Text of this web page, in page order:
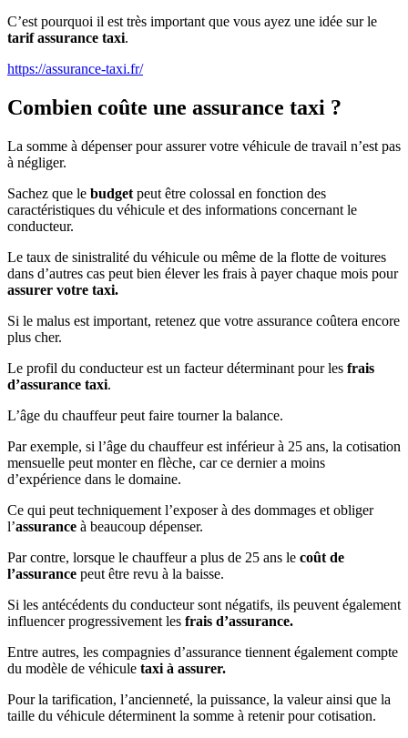
C’est pourquoi il est très important que vous ayez une idée sur le
tarif assurance taxi.
https://assurance-taxi.fr/
Combien coûte une assurance taxi ?
La somme à dépenser pour assurer votre véhicule de travail n’est pas
à négliger.
Sachez que le budget peut être colossal en fonction des
caractéristiques du véhicule et des informations concernant le
conducteur.
Le taux de sinistralité du véhicule ou même de la flotte de voitures
dans d’autres cas peut bien élever les frais à payer chaque mois pour
assurer votre taxi.
Si le malus est important, retenez que votre assurance coûtera encore
plus cher.
Le profil du conducteur est un facteur déterminant pour les frais
d’assurance taxi.
L’âge du chauffeur peut faire tourner la balance.
Par exemple, si l’âge du chauffeur est inférieur à 25 ans, la cotisation
mensuelle peut monter en flèche, car ce dernier a moins
d’expérience dans le domaine.
Ce qui peut techniquement l’exposer à des dommages et obliger
l’assurance à beaucoup dépenser.
Par contre, lorsque le chauffeur a plus de 25 ans le coût de
l’assurance peut être revu à la baisse.
Si les antécédents du conducteur sont négatifs, ils peuvent également
influencer progressivement les frais d’assurance.
Entre autres, les compagnies d’assurance tiennent également compte
du modèle de véhicule taxi à assurer.
Pour la tarification, l’ancienneté, la puissance, la valeur ainsi que la
taille du véhicule déterminent la somme à retenir pour cotisation.